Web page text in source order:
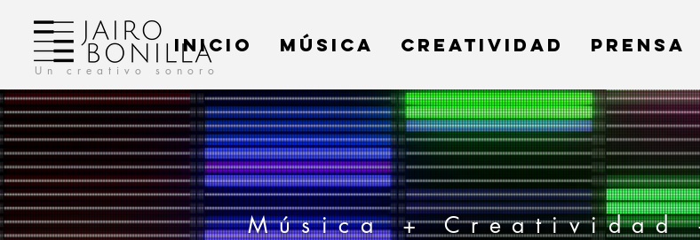
Un creativo sonoro
INICIO MÚSICA CREATIVIDAD PRENSA
Música + Creatividad